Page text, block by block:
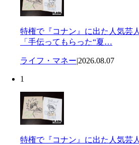
特権で『コナン』に出た人気芸
「手伝ってもらった“夏…
ライフ・マネー|2026.08.07
1
特権で『コナン』に出た人気芸